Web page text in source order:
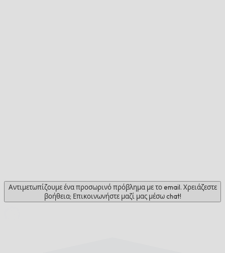
Αντιμετωπίζουμε ένα προσωρινό πρόβλημα με το email. Χρειάζεστε
βοήθεια; Επικοινωνήστε μαζί μας μέσω chat!